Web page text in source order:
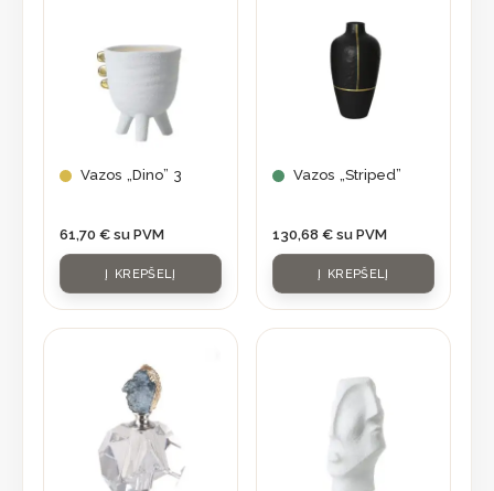
Vazos „Dino” 3
61,70 € su PVM
Į KREPŠELĮ
Vazos „Striped”
130,68 € su PVM
Į KREPŠELĮ